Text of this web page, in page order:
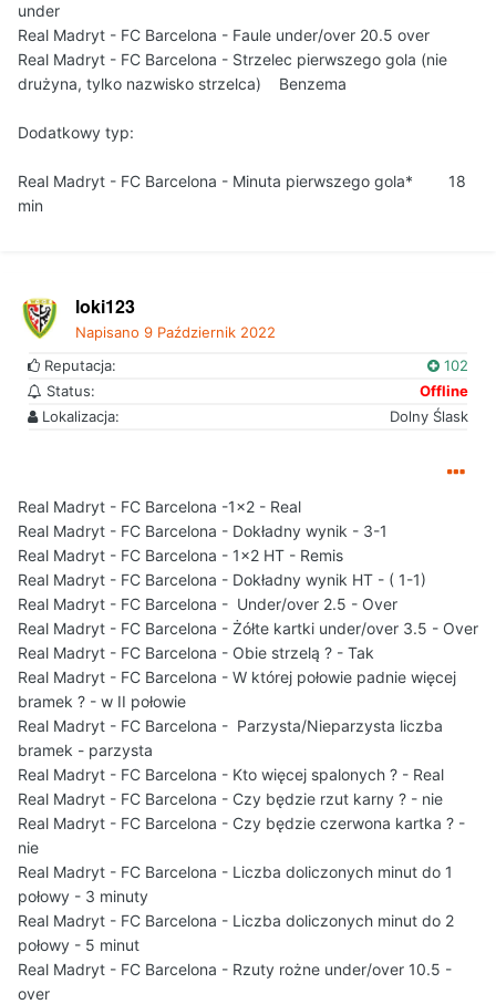
under
Real Madryt - FC Barcelona - Faule under/over 20.5 over
Real Madryt - FC Barcelona - Strzelec pierwszego gola (nie
drużyna, tylko nazwisko strzelca) Benzema
Dodatkowy typ:
Real Madryt - FC Barcelona - Minuta pierwszego gola* 18
min
loki123
Napisano 9 Październik 2022
Reputacja:
102
Status:
Offline
Lokalizacja:
Dolny Ślask
Real Madryt - FC Barcelona -1x2 - Real
Real Madryt - FC Barcelona - Dokładny wynik - 3-1
Real Madryt - FC Barcelona - 1x2 HT - Remis
Real Madryt - FC Barcelona - Dokładny wynik HT - ( 1-1)
Real Madryt - FC Barcelona - Under/over 2.5 - Over
Real Madryt - FC Barcelona - Żółte kartki under/over 3.5 - Over
Real Madryt - FC Barcelona - Obie strzelą ? - Tak
Real Madryt - FC Barcelona - W której połowie padnie więcej
bramek ? - w II połowie
Real Madryt - FC Barcelona - Parzysta/Nieparzysta liczba
bramek - parzysta
Real Madryt - FC Barcelona - Kto więcej spalonych ? - Real
Real Madryt - FC Barcelona - Czy będzie rzut karny ? - nie
Real Madryt - FC Barcelona - Czy będzie czerwona kartka ? -
nie
Real Madryt - FC Barcelona - Liczba doliczonych minut do 1
połowy - 3 minuty
Real Madryt - FC Barcelona - Liczba doliczonych minut do 2
połowy - 5 minut
Real Madryt - FC Barcelona - Rzuty rożne under/over 10.5 -
over